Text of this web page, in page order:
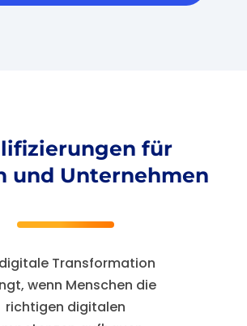
für
und Unternehmen
Transformation
wenn Menschen die
richtigen digitalen